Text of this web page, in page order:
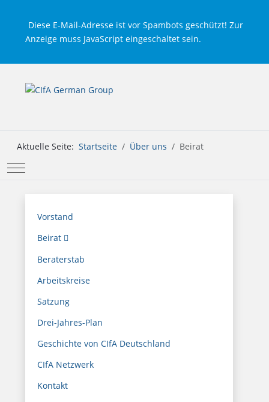
Diese E-Mail-Adresse ist vor Spambots geschützt! Zur
Anzeige muss JavaScript eingeschaltet sein.
Aktuelle Seite: Startseite Über uns
Beirat
Mobile Menu Toggle
Vorstand
Beirat
Beraterstab
Arbeitskreise
Satzung
Drei-Jahres-Plan
Geschichte von CIfA Deutschland
CIfA Netzwerk
Kontakt